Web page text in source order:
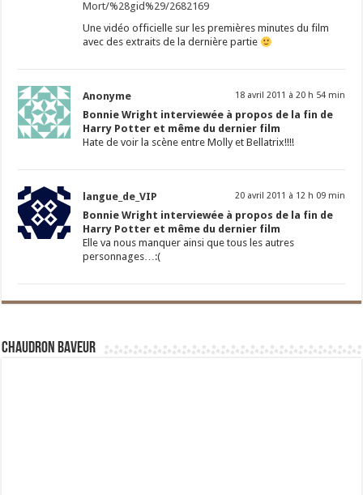
Mort/%28gid%29/2682169
Une vidéo officielle sur les premières minutes du film
avec des extraits de la dernière partie
Anonyme 18 avril 2011 à 20 h 54 min
Bonnie Wright interviewée à propos de la fin de
Harry Potter et même du dernier film
Hate de voir la scène entre Molly et Bellatrix!!!!
langue_de_VIP 20 avril 2011 à 12 h 09 min
Bonnie Wright interviewée à propos de la fin de
Harry Potter et même du dernier film
Elle va nous manquer ainsi que tous les autres
personnages…:(
Chaudron Baveur